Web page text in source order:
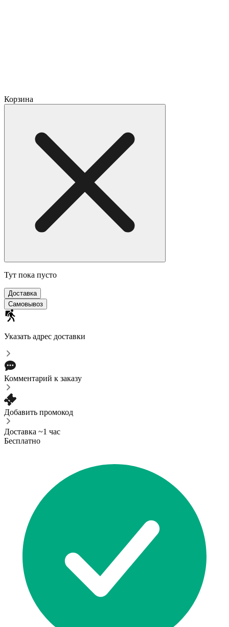
Корзина
Тут пока пусто
Доставка
Самовывоз
Указать адрес доставки
Комментарий к заказу
Добавить промокод
Доставка ~1 час
Бесплатно